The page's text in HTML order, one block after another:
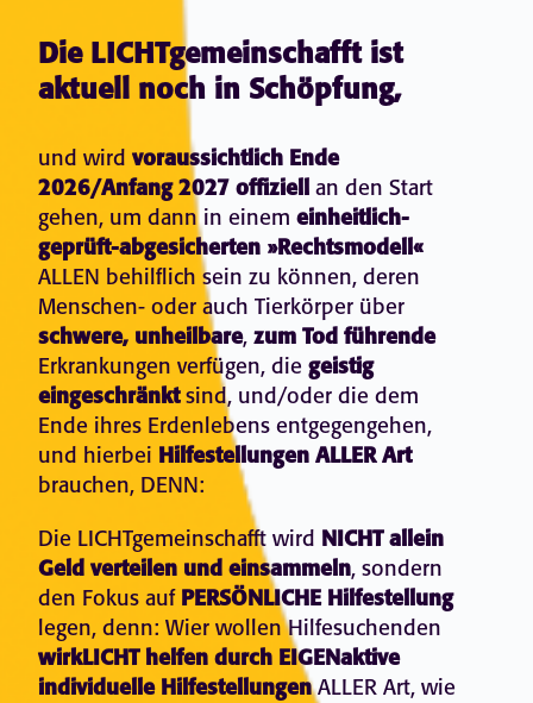
Die LICHTgemeinschafft ist
aktuell noch in Schöpfung,
und wirdvoraussichtlich Ende
2026/Anfang 2027 offiziell an den Start
gehen, um dann in einemeinheitlich-
geprüft-abgesicherten »Rechtsmodell«
ALLEN behilflich sein zu können, deren
Menschen- oder auch Tierkörper über
schwere, unheilbare,zum Tod führende
Erkrankungen verfügen, diegeistig
eingeschränktsind, und/oder die dem
Ende ihres Erdenlebens entgegengehen,
und hierbei Hilfestellungen ALLER Art
brauchen, DENN:
Die LICHTgemeinschafft wird NICHT allein
Geld verteilen und einsammeln, sondern
den Fokus auf PERSÖNLICHE Hilfestellung
legen, denn: Wier wollen Hilfesuchenden
wirkLICHT helfen durch EIGENaktive
individuelle HilfestellungenALLER Art, wie